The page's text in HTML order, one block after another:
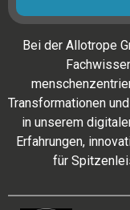
Bei der Allotrope
Transformationen
in unserem
Erfahrungen,
für